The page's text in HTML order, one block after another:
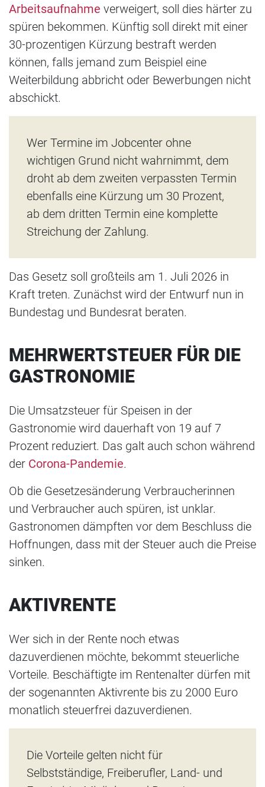
Arbeitsaufnahme verweigert, soll dies härter zu
spüren bekommen. Künftig soll direkt mit einer
30-prozentigen Kürzung bestraft werden
können, falls jemand zum Beispiel eine
Weiterbildung abbricht oder Bewerbungen nicht
abschickt.
Wer Termine im Jobcenter ohne
wichtigen Grund nicht wahrnimmt, dem
droht ab dem zweiten verpassten Termin
ebenfalls eine Kürzung um 30 Prozent,
ab dem dritten Termin eine komplette
Streichung der Zahlung.
Das Gesetz soll großteils am 1. Juli 2026 in
Kraft treten. Zunächst wird der Entwurf nun in
Bundestag und Bundesrat beraten.
MEHRWERTSTEUER FÜR DIE
GASTRONOMIE
Die Umsatzsteuer für Speisen in der
Gastronomie wird dauerhaft von 19 auf 7
Prozent reduziert. Das galt auch schon während
der Corona-Pandemie.
Ob die Gesetzesänderung Verbraucherinnen
und Verbraucher auch spüren, ist unklar.
Gastronomen dämpften vor dem Beschluss die
Hoffnungen, dass mit der Steuer auch die Preise
sinken.
AKTIVRENTE
Wer sich in der Rente noch etwas
dazuverdienen möchte, bekommt steuerliche
Vorteile. Beschäftigte im Rentenalter dürfen mit
der sogenannten Aktivrente bis zu 2000 Euro
monatlich steuerfrei dazuverdienen.
Die Vorteile gelten nicht für
Selbstständige, Freiberufler, Land- und